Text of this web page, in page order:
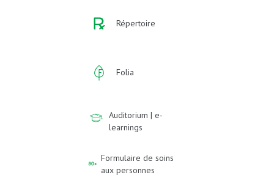
Répertoire
Folia
Auditorium | e-
learnings
Formulaire de soins
aux personnes